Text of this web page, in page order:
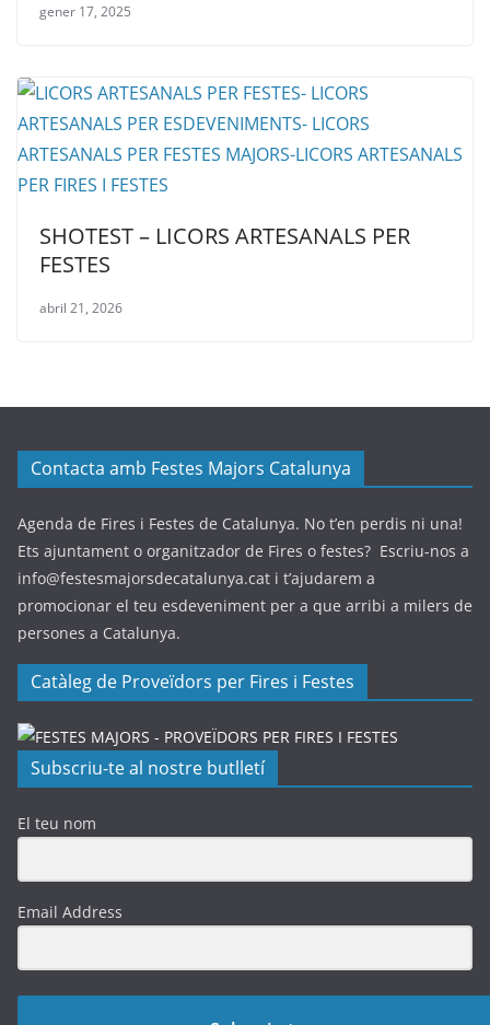
gener 17, 2025
SHOTEST – LICORS ARTESANALS PER
FESTES
abril 21, 2026
Contacta amb Festes Majors Catalunya
Agenda de Fires i Festes de Catalunya. No t’en perdis ni una!
Ets ajuntament o organitzador de Fires o festes? Escriu-nos a
info@festesmajorsdecatalunya.cat i t’ajudarem a
promocionar el teu esdeveniment per a que arribi a milers de
persones a Catalunya.
Catàleg de Proveïdors per Fires i Festes
Subscriu-te al nostre butlletí
El teu nom
Email Address